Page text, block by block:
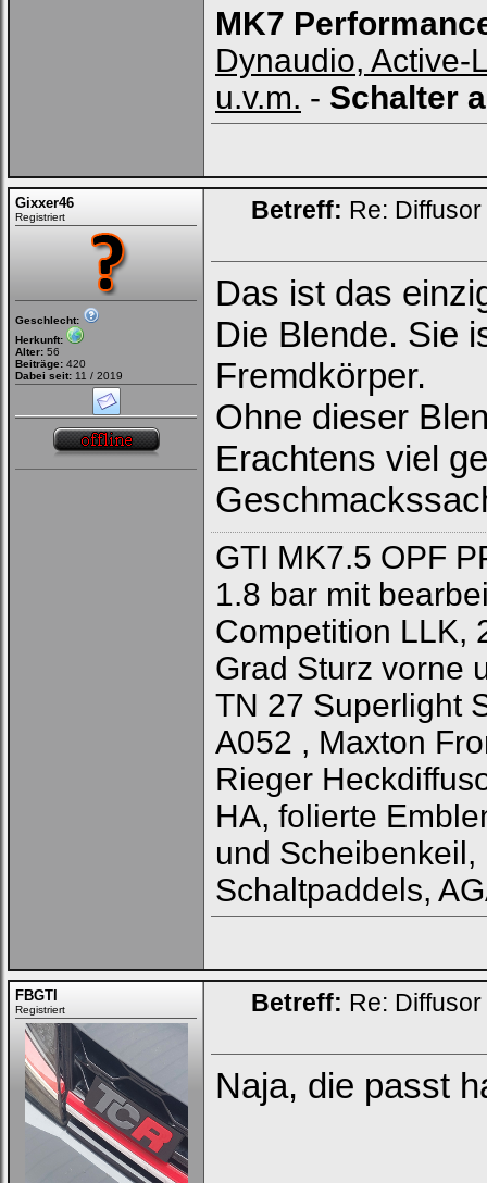
MK7
Dynaudio, Active-
u.v.m. - Schalter
Gixxer46
Registriert
Geschlecht:
Herkunft:
Alter: 56
Beiträge: 420
Dabei seit: 11 / 2019
Betreff: Re:
Das ist das
Die Blende. Sie
Fremdkörper.
Ohne dieser
Erachtens viel
GTI MK7.5 OPF
1.8 bar mit
Competition LLK,
Grad Sturz vorne
TN 27 Superlight
A052 , Maxton
Rieger
HA, folierte
und
Schaltpaddels,
FBGTI
Registriert Betreff: Re:
Naja, die passt